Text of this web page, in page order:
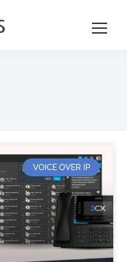
VOICE OVER IP